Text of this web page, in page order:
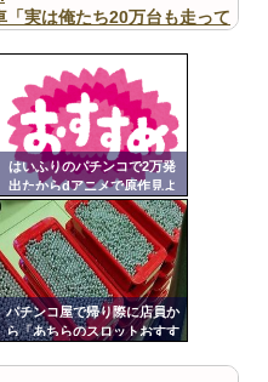
「実は俺たち20万台も走って
と機械が壊れるんだけどさ
こういうのでいいんだよ」
はいふりのパチンコで2万発
出たからdアニメで原作見よ
うと思う
パチンコ屋で帰り際に店員か
ら「あちらのスロットおすす
んだが